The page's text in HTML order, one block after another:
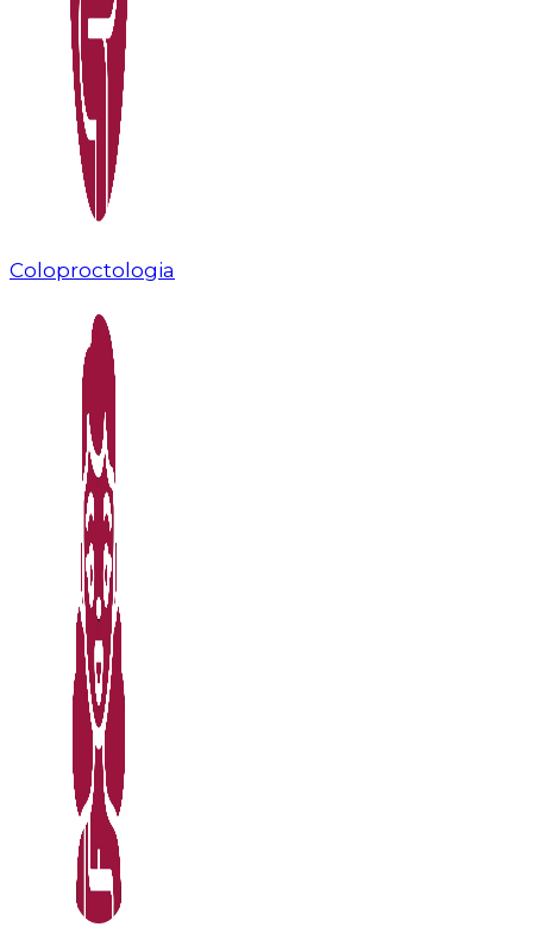
Coloproctologia